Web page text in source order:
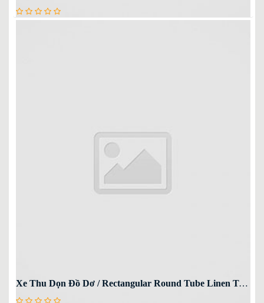
Xe Thu Dọn Đồ Dơ / Rectangular Round Tube Linen Truck